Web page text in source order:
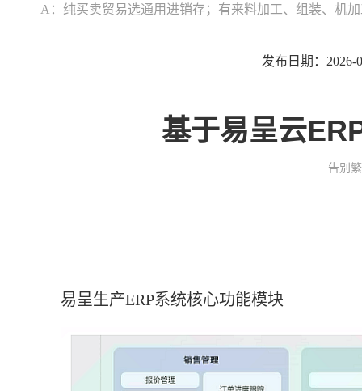
A：纯买卖贸易选通用进销存；有来料加工、组装、机
发布日期：2026-
基于易呈云
告别
易呈生产ERP系统核心功能模块